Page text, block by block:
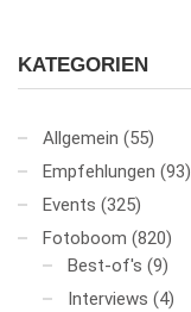
KATEGORIEN
Allgemein (55)
Empfehlungen (93)
Events (325)
Fotoboom (820)
Best-of's (9)
Interviews (4)